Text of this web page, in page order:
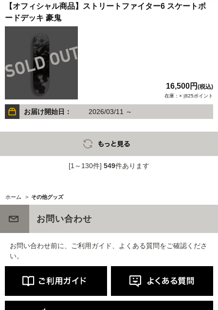
【オフィシャル商品】ストリートファイター6 スケートボ
ードデッキ 豪鬼
16,500円 (税込)
在庫：× |825ポイント
お届け開始日： 2026/03/11 ～
[1～130件] 549件あります
ホーム > その他グッズ
お問い合わせ
お問い合わせ前に、ご利用ガイド、よくある質問をご確認くださ
い。